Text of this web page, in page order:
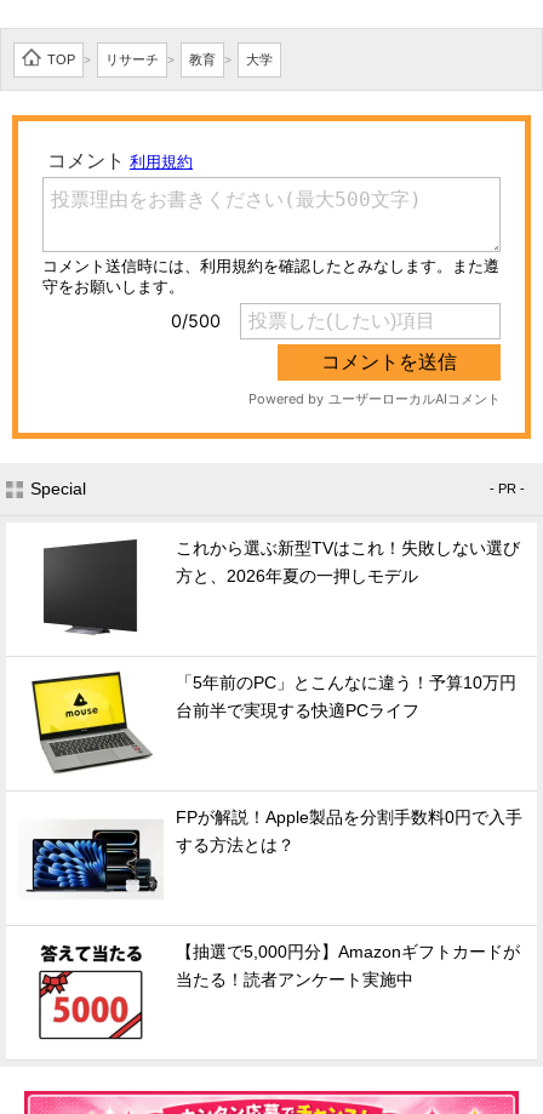
TOP > リサーチ > 教育 > 大学
Special - PR -
これから選ぶ新型TVはこれ！失敗しない選び
方と、2026年夏の一押しモデル
「5年前のPC」とこんなに違う！予算10万円
台前半で実現する快適PCライフ
FPが解説！Apple製品を分割手数料0円で入手
する方法とは？
【抽選で5,000円分】Amazonギフトカードが
当たる！読者アンケート実施中